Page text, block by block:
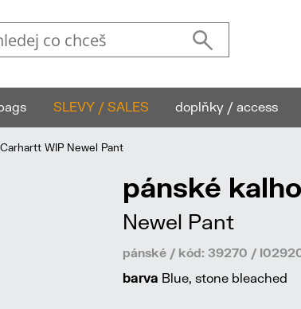
SLEVY / SALES doplňky / access
WIP Newel Pant
pánské
Newel Pant
pánské / kód: 39270 /
barva Blue, stone bleached